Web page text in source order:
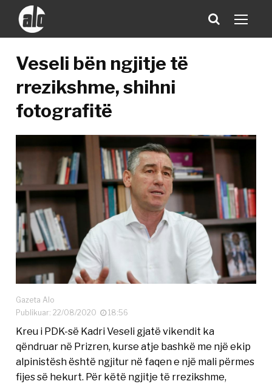
Veseli bën ngjitje të
rrezikshme, shihni
fotografitë
Gazeta Alo
Publikuar: 22/08/2020
18:56
Kreu i PDK-së Kadri Veseli gjatë vikendit ka
qëndruar në Prizren, kurse atje bashkë me një ekip
alpinistësh është ngjitur në faqen e një mali përmes
fijes së hekurt. Për këtë ngjitje të rrezikshme,